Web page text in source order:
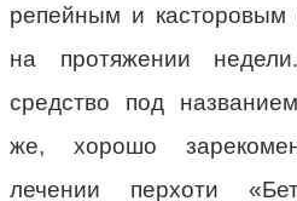
репейным и касторовым
на протяжении
средство под
же, хорошо
лечении перхоти